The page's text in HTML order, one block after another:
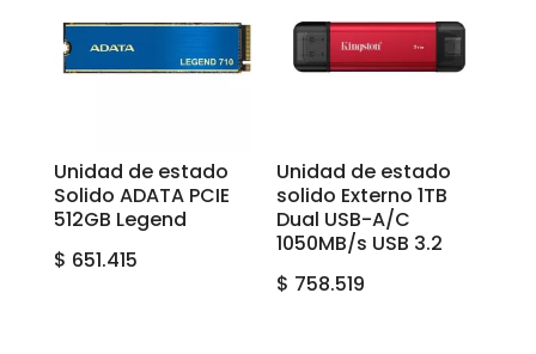
Unidad de estado
Solido ADATA PCIE
512GB Legend
$ 651.415
Unidad de estado
solido Externo 1TB
Dual USB-A/C
1050MB/s USB 3.2
$ 758.519